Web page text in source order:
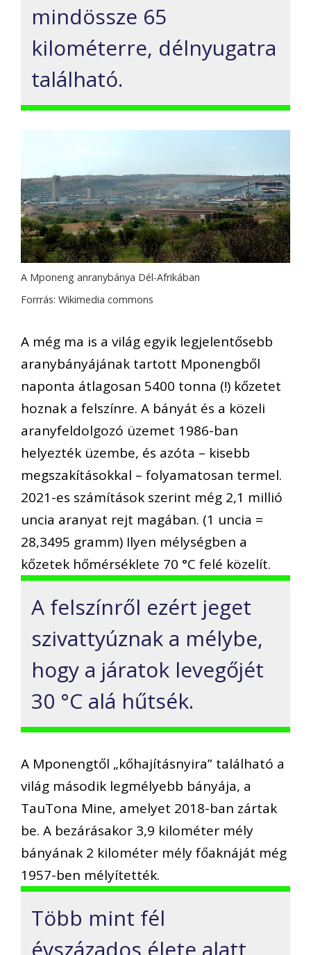
mindössze 65
kilométerre, délnyugatra
található.
A Mponeng anranybánya Dél-Afrikában
Forrrás: Wikimedia commons
A még ma is a világ egyik legjelentősebb
aranybányájának tartott Mponengből
naponta átlagosan 5400 tonna (!) kőzetet
hoznak a felszínre. A bányát és a közeli
aranyfeldolgozó üzemet 1986-ban
helyezték üzembe, és azóta – kisebb
megszakításokkal – folyamatosan termel.
2021-es számítások szerint még 2,1 millió
uncia aranyat rejt magában. (1 uncia =
28,3495 gramm) Ilyen mélységben a
kőzetek hőmérséklete 70 °C felé közelít.
A felszínről ezért jeget
szivattyúznak a mélybe,
hogy a járatok levegőjét
30 °C alá hűtsék.
A Mponengtől „kőhajításnyira” található a
világ második legmélyebb bányája, a
TauTona Mine, amelyet 2018-ban zártak
be. A bezárásakor 3,9 kilométer mély
bányának 2 kilométer mély főaknáját még
1957-ben mélyítették.
Több mint fél
évszázados élete alatt